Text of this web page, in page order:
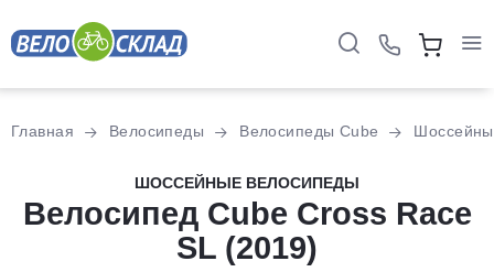
Главная Велосипеды Велосипеды Cube
ШОССЕЙНЫЕ ВЕЛОСИПЕДЫ
Велосипед Cube Cross Race
SL (2019)
Разбейте
оплатуна части
без переплат